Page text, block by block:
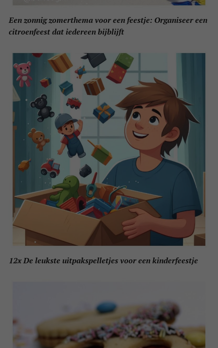
Een zonnig zomerthema voor een feestje: Organiseer een
citroenfeest dat iedereen bijblijft
12x De leukste uitpakspelletjes voor een kinderfeestje